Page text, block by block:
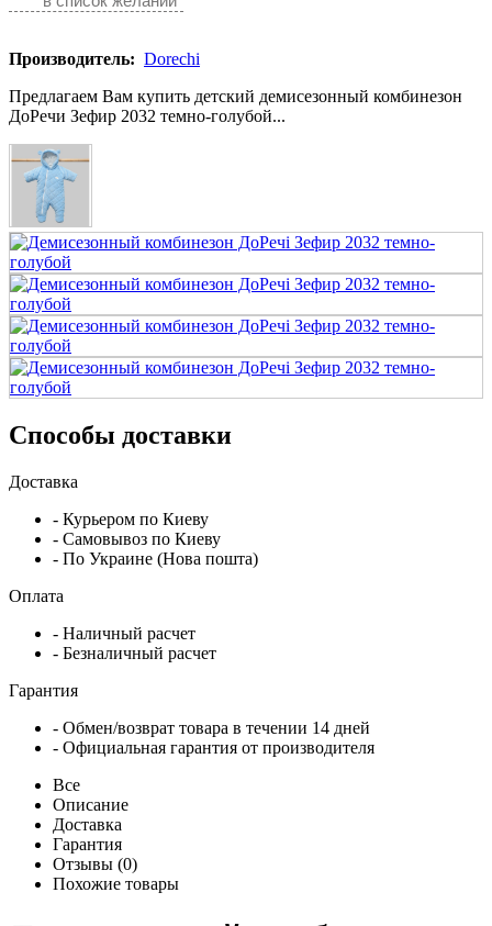
Производитель: Dorechi
Предлагаем Вам купить детский демисезонный комбинезон
ДоРечи Зефир 2032 темно-голубой...
Способы доставки
Доставка
- Курьером по Киеву
- Самовывоз по Киеву
- По Украине (Нова пошта)
Оплата
- Наличный расчет
- Безналичный расчет
Гарантия
- Обмен/возврат товара в течении 14 дней
- Официальная гарантия от производителя
Все
Описание
Доставка
Гарантия
Отзывы (0)
Похожие товары